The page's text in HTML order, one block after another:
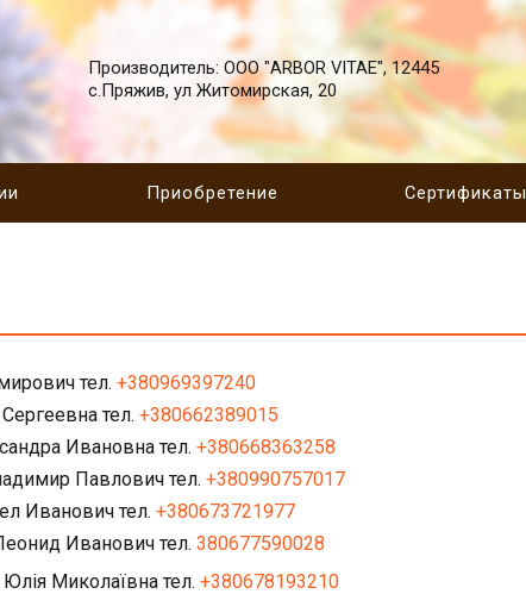
Производитель: ООО "ARBOR VITAE", 12445
с.Пряжив, ул Житомирская, 20
Приобретение Сертификаты
тел. +380969397240
тел. +380662389015
Ивановна тел. +380668363258
Павлович тел. +380990757017
Иванович тел. +380673721977
Иванович тел. 380677590028
Миколаївна тел. +380678193210